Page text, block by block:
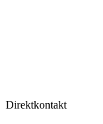
Direktkontakt